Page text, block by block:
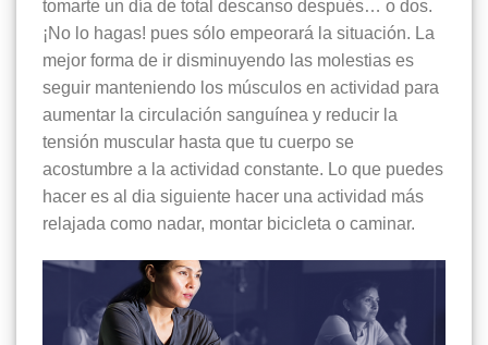
tomarte un día de total descanso después… o dos.
¡No lo hagas! pues sólo empeorará la situación. La
mejor forma de ir disminuyendo las molestias es
seguir manteniendo los músculos en actividad para
aumentar la circulación sanguínea y reducir la
tensión muscular hasta que tu cuerpo se
acostumbre a la actividad constante. Lo que puedes
hacer es al dia siguiente hacer una actividad más
relajada como nadar, montar bicicleta o caminar.